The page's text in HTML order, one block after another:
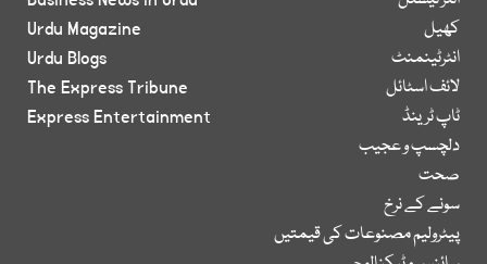
کھیل
انٹرٹینمنٹ
لائف اسٹائل
ٹاپ ٹرینڈ
دلچسپ و عجیب
صحت
سونے کے نرخ
پیٹرولیم مصنوعات کی قیمتیں
Urdu Magazine
Urdu Blogs
The Express Tribune
Express Entertainment